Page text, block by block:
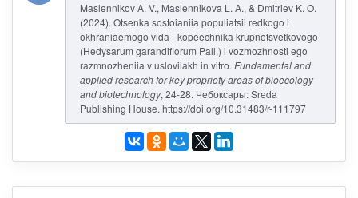
Maslennikov A. V., Maslennikova L. A., & Dmitriev K. O.
(2024). Otsenka sostoianiia populiatsii redkogo i
okhraniaemogo vida - kopeechnika krupnotsvetkovogo
(Hedysarum garandiflorum Pall.) i vozmozhnosti ego
razmnozheniia v usloviiakh in vitro. Fundamental and
applied research for key propriety areas of bioecology
and biotechnology, 24-28. Чебоксары: Sreda
Publishing House. https://doi.org/10.31483/r-111797